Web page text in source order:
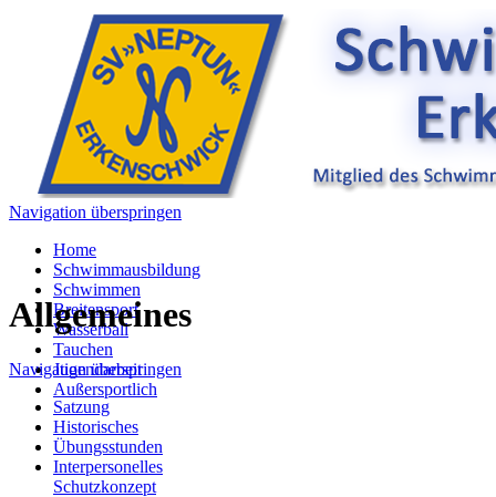
Navigation überspringen
Home
Schwimmausbildung
Schwimmen
Breitensport
Wasserball
Tauchen
Jugendarbeit
Außersportlich
Allgemeines
Navigation überspringen
Satzung
Historisches
Übungsstunden
Interpersonelles
Schutzkonzept